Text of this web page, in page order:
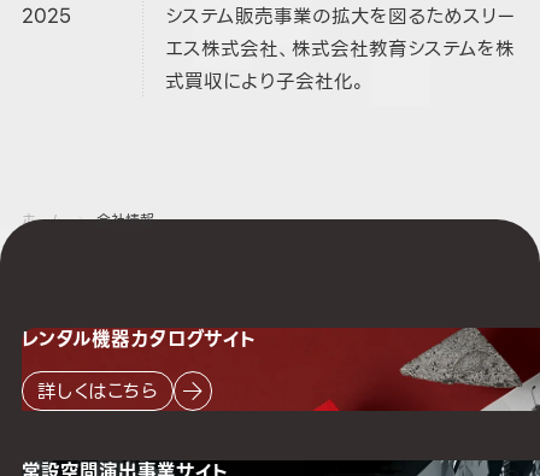
ホーム 会社情報
2025
システム販売事業の拡大を図るためスリー
エス株式会社、株式会社教育システムを株
式買収により子会社化。
レンタル機器カタログサイト
詳しくはこちら